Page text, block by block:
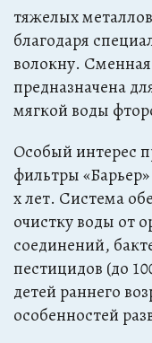
тяжелых
благодаря
волокну.
предназначена
мягкой воды
Особый интерес
фильтры «Барьер»
х лет. Система
очистку воды от
соединений,
пестицидов (до
детей раннего
особенностей